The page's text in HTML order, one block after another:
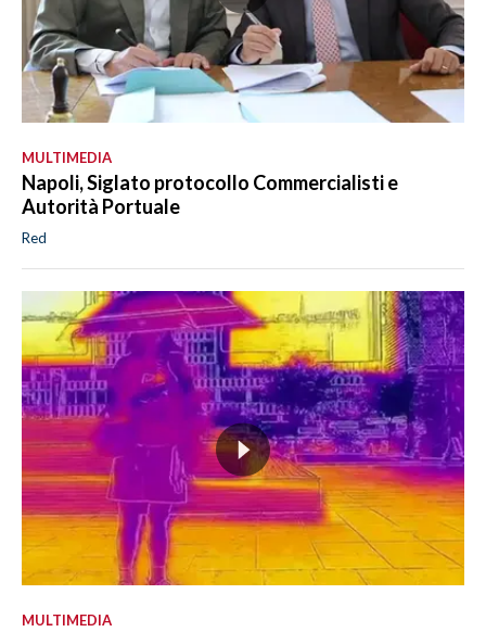
MULTIMEDIA
Napoli, Siglato protocollo Commercialisti e
Autorità Portuale
Red
MULTIMEDIA